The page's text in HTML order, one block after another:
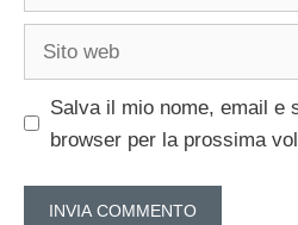
Sito
Salva il mio nome, email e
browser per la prossima